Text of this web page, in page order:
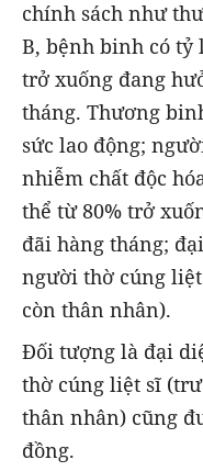
chính sách như
B, bệnh binh có tỷ
trở xuống đang
tháng. Thương
sức lao động;
nhiễm chất độc
thể từ 80% trở
đãi hàng tháng;
người thờ cúng
còn thân nhân).
Đối tượng là đại
thờ cúng liệt sĩ
thân nhân) cũng
đồng.